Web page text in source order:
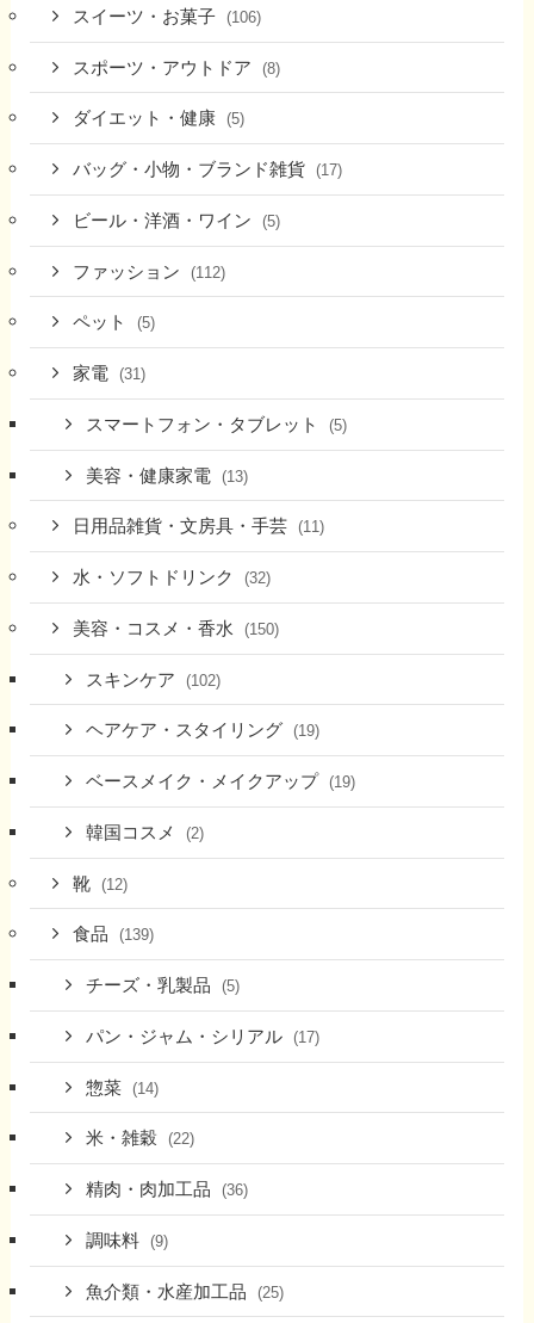
スイーツ・お菓子 (106)
スポーツ・アウトドア (8)
ダイエット・健康 (5)
バッグ・小物・ブランド雑貨 (17)
ビール・洋酒・ワイン (5)
ファッション (112)
ペット (5)
家電 (31)
スマートフォン・タブレット (5)
美容・健康家電 (13)
日用品雑貨・文房具・手芸 (11)
水・ソフトドリンク (32)
美容・コスメ・香水 (150)
スキンケア (102)
ヘアケア・スタイリング (19)
ベースメイク・メイクアップ (19)
韓国コスメ (2)
靴 (12)
食品 (139)
チーズ・乳製品 (5)
パン・ジャム・シリアル (17)
惣菜 (14)
米・雑穀 (22)
精肉・肉加工品 (36)
調味料 (9)
魚介類・水産加工品 (25)